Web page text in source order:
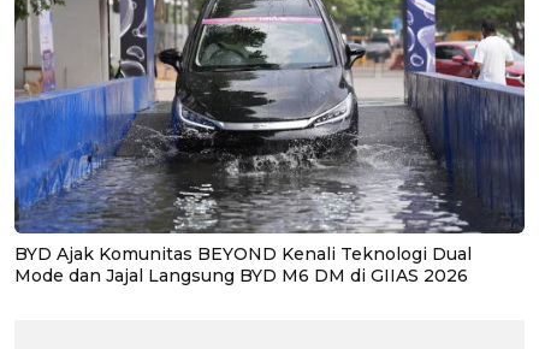
BYD Ajak Komunitas BEYOND Kenali Teknologi Dual
Mode dan Jajal Langsung BYD M6 DM di GIIAS 2026